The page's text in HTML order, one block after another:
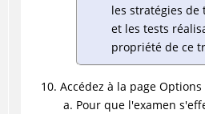
les stratégies de
et les tests
propriété de ce
Accédez à la page
Pour que l'examen